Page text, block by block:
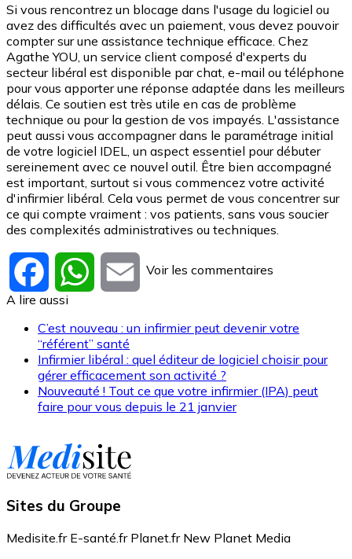
Si vous rencontrez un blocage dans l'usage du logiciel ou
avez des difficultés avec un paiement, vous devez pouvoir
compter sur une assistance technique efficace. Chez
Agathe YOU, un service client composé d'experts du
secteur libéral est disponible par chat, e-mail ou téléphone
pour vous apporter une réponse adaptée dans les meilleurs
délais. Ce soutien est très utile en cas de problème
technique ou pour la gestion de vos impayés. L'assistance
peut aussi vous accompagner dans le paramétrage initial
de votre logiciel IDEL, un aspect essentiel pour débuter
sereinement avec ce nouvel outil. Être bien accompagné
est important, surtout si vous commencez votre activité
d'infirmier libéral. Cela vous permet de vous concentrer sur
ce qui compte vraiment : vos patients, sans vous soucier
des complexités administratives ou techniques.
Facebook WhatsApp
Email
Voir les commentaires
A lire aussi
C’est nouveau : un infirmier peut devenir votre
“référent” santé
Infirmier libéral : quel éditeur de logiciel choisir pour
gérer efficacement son activité ?
Nouveauté ! Tout ce que votre infirmier (IPA) peut
faire pour vous depuis le 21 janvier
Sites du Groupe
Medisite.fr E-santé.fr Planet.fr New Planet Media